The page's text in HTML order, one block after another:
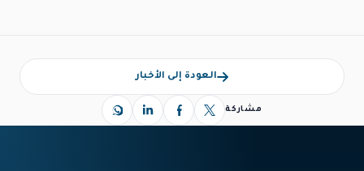
العودة إلى الأخبار
مشاركة